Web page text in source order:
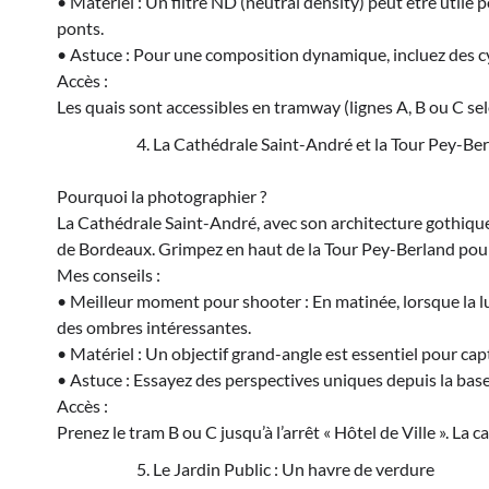
ponts.
• Astuce : Pour une composition dynamique, incluez des
Accès :
Les quais sont accessibles en tramway (lignes A, B ou C
La Cathédrale Saint-André et la Tour Pey-
Pourquoi la photographier ?
La Cathédrale Saint-André, avec son architecture
de Bordeaux. Grimpez en haut de la Tour Pey-Berland
Mes conseils :
• Meilleur moment pour shooter : En matinée, lorsque la
des ombres intéressantes.
• Matériel : Un objectif grand-angle est essentiel pour
• Astuce : Essayez des perspectives uniques depuis la
Accès :
Prenez le tram B ou C jusqu’à l’arrêt « Hôtel de Ville ». La
Le Jardin Public : Un havre de verdure